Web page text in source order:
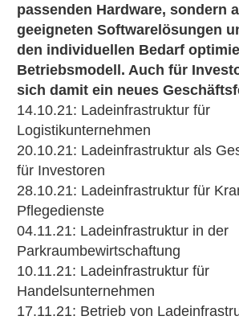
passenden Hardware, sondern
geeigneten Softwarelösungen
den individuellen Bedarf
Betriebsmodell. Auch für
sich damit ein neues
14.10.21: Ladeinfrastruktur für
Logistikunternehmen
20.10.21: Ladeinfrastruktur als
für Investoren
28.10.21: Ladeinfrastruktur für
Pflegedienste
04.11.21: Ladeinfrastruktur in der
Parkraumbewirtschaftung
10.11.21: Ladeinfrastruktur für
Handelsunternehmen
17.11.21: Betrieb von